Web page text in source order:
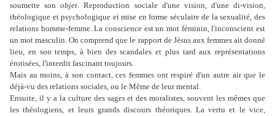
soumette sonobjet. Reproduction sociale d'une vision, d'une di-vision,
théologique et psychologique et mise en forme séculaire de la sexualité, des
relations homme-femme. La conscience est un mot féminin, l'inconscient est
un mot masculin. On comprend que le rapport de Jésus aux femmes ait donné
lieu, en son temps, à bien des scandales et plus tard aux représentations
érotisées, l'interdit fascinant toujours.
Mais au moins, à son contact, ces femmes ont respiré d'un autre air que le
déjà-vu des relations sociales, ou le Même de leur mental.
Ensuite, il y a la culture des sages et des moralistes, souvent les mêmes que
les théologiens, et leurs grands discours théoriques. La vertu et le vice,